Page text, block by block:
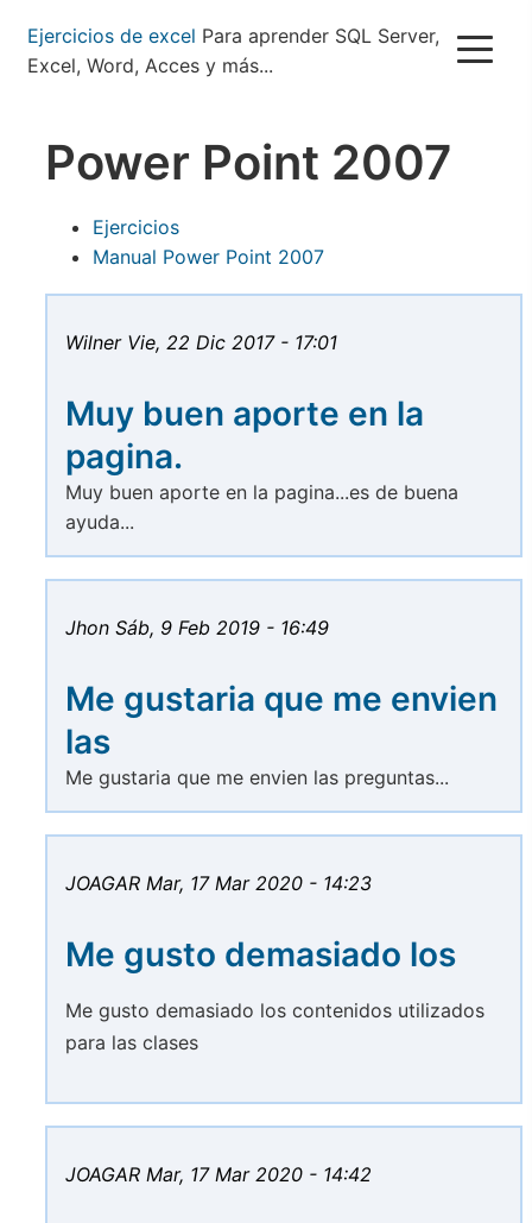
Pasar
contenido
Ejercicios de excel Para aprender SQL Server,
Excel, Word, Acces y más...
Power Point 2007
Ejercicios
Manual Power Point 2007
Wilner Vie, 22 Dic 2017 - 17:01
Muy buen aporte en la
pagina.
Muy buen aporte en la pagina...es de buena
ayuda...
Jhon Sáb, 9 Feb 2019 - 16:49
Me gustaria que me envien
las
Me gustaria que me envien las preguntas...
JOAGAR Mar, 17 Mar 2020 - 14:23
Me gusto demasiado los
Me gusto demasiado los contenidos utilizados
para las clases
JOAGAR Mar, 17 Mar 2020 - 14:42